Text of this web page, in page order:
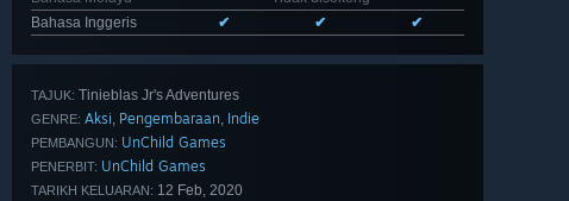
Bahasa Inggeris
✔ ✔ ✔
TAJUK: Tinieblas Jr's Adventures
GENRE: Aksi, Pengembaraan, Indie
PEMBANGUN: UnChild Games
PENERBIT: UnChild Games
TARIKH KELUARAN: 12 Feb, 2020